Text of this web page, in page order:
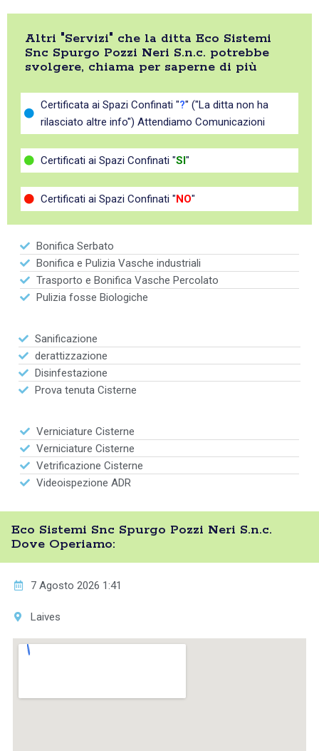
Altri "Servizi" che la ditta Eco Sistemi
Snc Spurgo Pozzi Neri S.n.c. potrebbe
svolgere, chiama per saperne di più
Certificata ai Spazi Confinati "?" ("La ditta non ha
rilasciato altre info") Attendiamo Comunicazioni
Certificati ai Spazi Confinati "SI "
Certificati ai Spazi Confinati " NO"
Bonifica Serbato
Bonifica e Pulizia Vasche industriali
Trasporto e Bonifica Vasche Percolato
Pulizia fosse Biologiche
Sanificazione
derattizzazione
Disinfestazione
Prova tenuta Cisterne
Verniciature Cisterne
Verniciature Cisterne
Vetrificazione Cisterne
Videoispezione ADR
Eco Sistemi Snc Spurgo Pozzi Neri S.n.c.
Dove Operiamo:
7 Agosto 2026 1:41
Laives